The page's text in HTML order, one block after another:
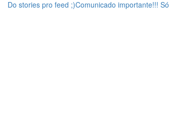
Do stories pro feed ;)Comunicado importante!!! Só